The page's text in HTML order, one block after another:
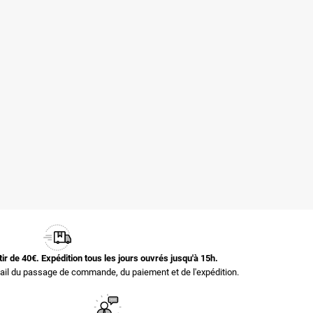
de 40€. Expédition tous les jours ouvrés jusqu'à 15h.
du passage de commande, du paiement et de l'expédition.